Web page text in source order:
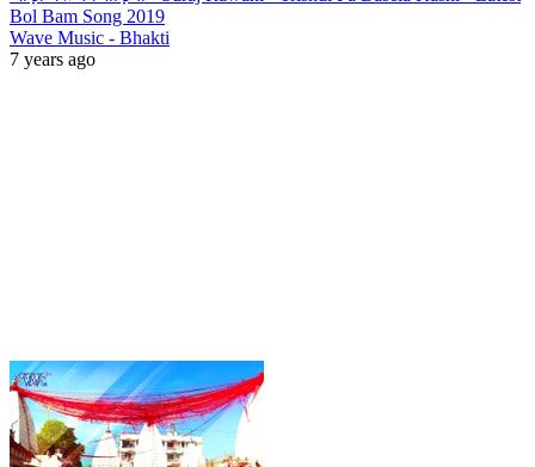
Bol Bam Song 2019
Wave Music - Bhakti
7 years ago